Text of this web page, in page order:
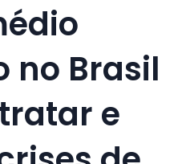
no Brasil
e